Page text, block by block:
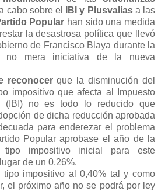
cabo sobre el IBI y Plusvalíasa las
Popular han sido una medida
la desastrosa política que llevó
de Francisco Blaya durante la
no mera iniciativa de la nueva
reconocerque la disminución del
impositivo que afecta al Impuesto
(IBI) no es todo lo reducido que
de dicha reducción aprobada
para enderezar el problema
Popular aprobase el año de la
tipo impositivo inicial para este
de un 0,26%.
impositivo al 0,40% tal y como
el próximo año no se podrá por ley